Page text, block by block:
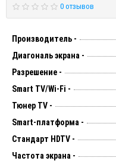
0 отзывов
Производитель -
Диагональ экрана -
Разрешение -
Smart TV/Wi-Fi -
Тюнер TV -
Smart-платформа -
Стандарт HDTV -
Частота экрана -